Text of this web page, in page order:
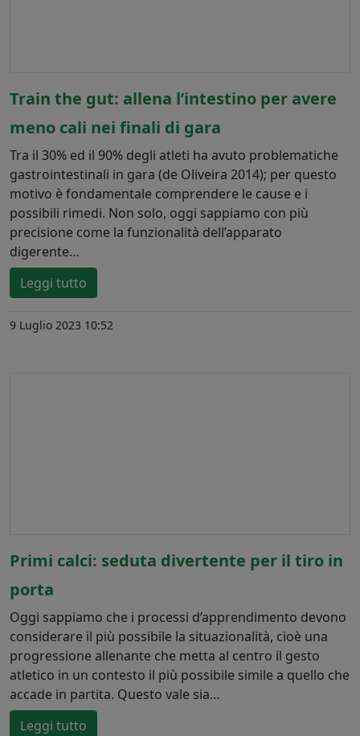
Train the gut: allena l’intestino per avere
meno cali nei finali di gara
Tra il 30% ed il 90% degli atleti ha avuto problematiche
gastrointestinali in gara (de Oliveira 2014); per questo
motivo è fondamentale comprendere le cause e i
possibili rimedi. Non solo, oggi sappiamo con più
precisione come la funzionalità dell’apparato
digerente…
Leggi tutto
9 Luglio 2023 10:52
Primi calci: seduta divertente per il tiro in
porta
Oggi sappiamo che i processi d’apprendimento devono
considerare il più possibile la situazionalità, cioè una
progressione allenante che metta al centro il gesto
atletico in un contesto il più possibile simile a quello che
accade in partita. Questo vale sia…
Leggi tutto